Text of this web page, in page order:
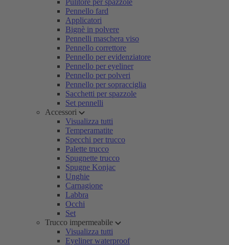
Pulitore per spazzole
Pennello fard
Applicatori
Bignè in polvere
Pennelli maschera viso
Pennello correttore
Pennello per evidenziatore
Pennello per eyeliner
Pennello per polveri
Pennello per sopracciglia
Sacchetti per spazzole
Set pennelli
Accessori
Visualizza tutti
Temperamatite
Specchi per trucco
Palette trucco
Spugnette trucco
Spugne Konjac
Unghie
Carnagione
Labbra
Occhi
Set
Trucco impermeabile
Visualizza tutti
Eyeliner waterproof